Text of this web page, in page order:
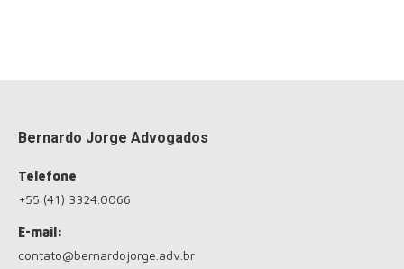
Bernardo Jorge Advogados
Telefone
+55 (41) 3324.0066
E-mail:
contato@bernardojorge.adv.br